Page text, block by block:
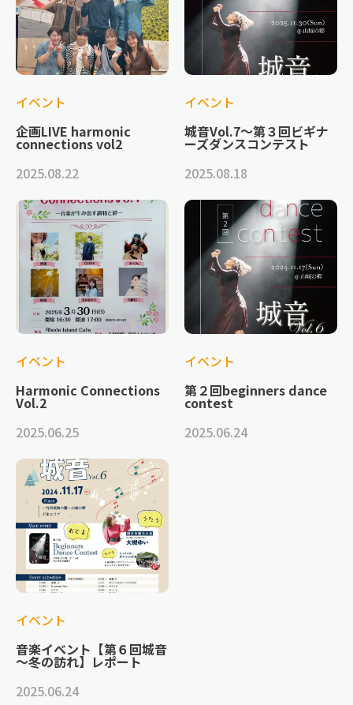
イベント
企画LIVE harmonic
connections vol2
2025.08.22
イベント
城音Vol.7～第３回ビギナ
ーズダンスコンテスト
2025.08.18
イベント
Harmonic Connections
Vol.2
2025.06.25
イベント
第２回beginners dance
contest
2025.06.24
イベント
音楽イベント【第６回城音
～冬の訪れ】レポート
2025.06.24